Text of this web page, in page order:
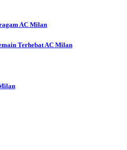
AC Milan
Terhebat AC Milan